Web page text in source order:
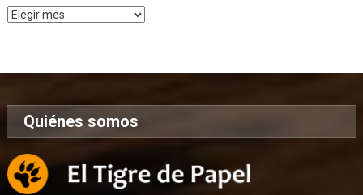
Archivo
Quiénes somos